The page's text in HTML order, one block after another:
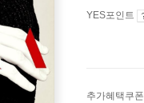
YES포인트
추가혜택쿠폰